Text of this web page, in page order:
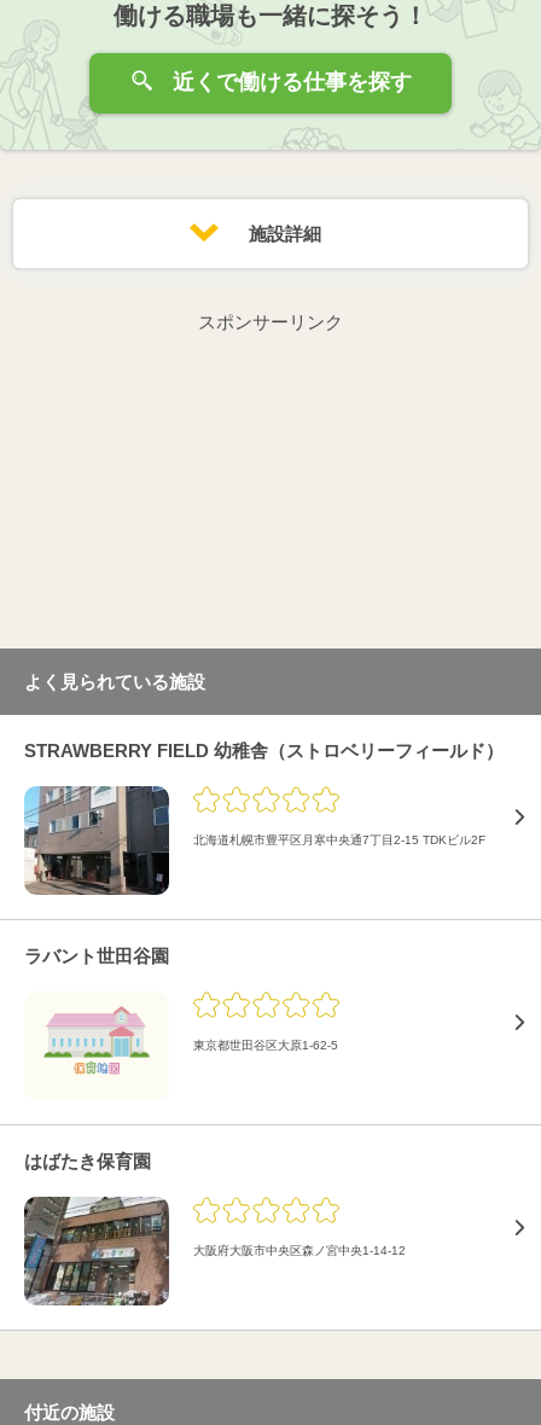
働ける職場も一緒に探そう！
近くで働ける仕事を探す
施設詳細
スポンサーリンク
よく見られている施設
STRAWBERRY FIELD 幼稚舎（ストロベリーフィールド）
北海道札幌市豊平区月寒中央通7丁目2-15 TDKビル2F
ラバント世田谷園
東京都世田谷区大原1-62-5
はばたき保育園
大阪府大阪市中央区森ノ宮中央1-14-12
付近の施設